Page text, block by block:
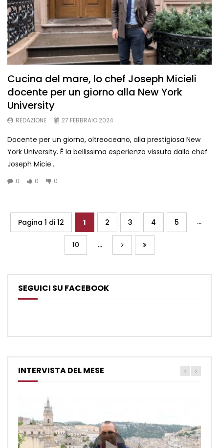
Cucina del mare, lo chef Joseph Micieli
docente per un giorno alla New York
University
REDAZIONE 27 FEBBRAIO 2024
Docente per un giorno, oltreoceano, alla prestigiosa New
York University. È la bellissima esperienza vissuta dallo chef
Joseph Micie...
0 0 0
Pagina 1 di 12 1 2 3 4 5 ...
10 ...
SEGUICI SU FACEBOOK
INTERVISTA DEL MESE